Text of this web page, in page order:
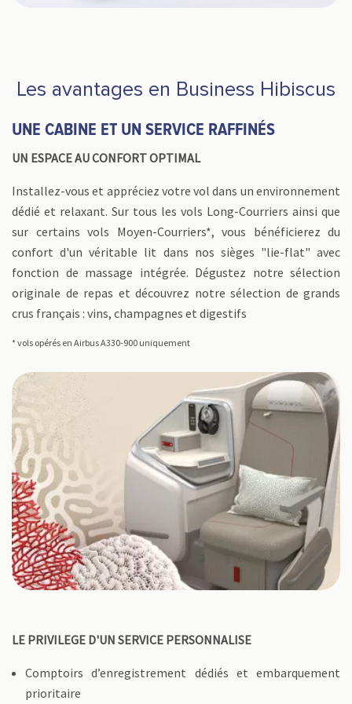
Les avantages en Business Hibiscus
UNE CABINE ET UN SERVICE RAFFINÉS
UN ESPACE AU CONFORT OPTIMAL
Installez-vous et appréciez votre vol dans un environnement
dédié et relaxant. Sur tous les vols Long-Courriers ainsi que
sur certains vols Moyen-Courriers*, vous bénéficierez du
confort d'un véritable lit dans nos sièges "lie-flat" avec
fonction de massage intégrée. Dégustez notre sélection
originale de repas et découvrez notre sélection de grands
crus français : vins, champagnes et digestifs
* vols opérés en Airbus A330-900 uniquement
LE PRIVILEGE D'UN SERVICE PERSONNALISE
Comptoirs d’enregistrement dédiés et embarquement
prioritaire